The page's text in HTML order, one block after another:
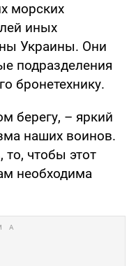
морских
иных
Украины. Они
подразделения
бронетехнику.
берегу, – яркий
наших воинов.
то, чтобы этот
необходима